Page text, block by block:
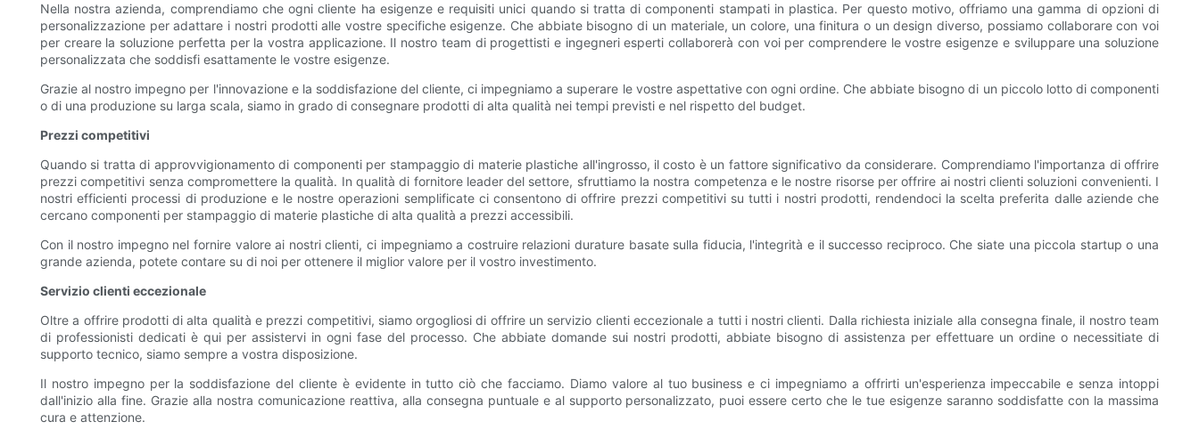
Nella nostra azienda, comprendiamo che ogni cliente ha esigenze e requisiti unici quando si tratta di componenti stampati in plastica. Per questo motivo, offriamo una gamma di opzioni di
personalizzazione per adattare i nostri prodotti alle vostre specifiche esigenze. Che abbiate bisogno di un materiale, un colore, una finitura o un design diverso, possiamo collaborare con voi
per creare la soluzione perfetta per la vostra applicazione. Il nostro team di progettisti e ingegneri esperti collaborerà con voi per comprendere le vostre esigenze e sviluppare una soluzione
personalizzata che soddisfi esattamente le vostre esigenze.
Grazie al nostro impegno per l'innovazione e la soddisfazione del cliente, ci impegniamo a superare le vostre aspettative con ogni ordine. Che abbiate bisogno di un piccolo lotto di componenti
o di una produzione su larga scala, siamo in grado di consegnare prodotti di alta qualità nei tempi previsti e nel rispetto del budget.
Prezzi competitivi
Quando si tratta di approvvigionamento di componenti per stampaggio di materie plastiche all'ingrosso, il costo è un fattore significativo da considerare. Comprendiamo l'importanza di offrire
prezzi competitivi senza compromettere la qualità. In qualità di fornitore leader del settore, sfruttiamo la nostra competenza e le nostre risorse per offrire ai nostri clienti soluzioni convenienti. I
nostri efficienti processi di produzione e le nostre operazioni semplificate ci consentono di offrire prezzi competitivi su tutti i nostri prodotti, rendendoci la scelta preferita dalle aziende che
cercano componenti per stampaggio di materie plastiche di alta qualità a prezzi accessibili.
Con il nostro impegno nel fornire valore ai nostri clienti, ci impegniamo a costruire relazioni durature basate sulla fiducia, l'integrità e il successo reciproco. Che siate una piccola startup o una
grande azienda, potete contare su di noi per ottenere il miglior valore per il vostro investimento.
Servizio clienti eccezionale
Oltre a offrire prodotti di alta qualità e prezzi competitivi, siamo orgogliosi di offrire un servizio clienti eccezionale a tutti i nostri clienti. Dalla richiesta iniziale alla consegna finale, il nostro team
di professionisti dedicati è qui per assistervi in ​​ogni fase del processo. Che abbiate domande sui nostri prodotti, abbiate bisogno di assistenza per effettuare un ordine o necessitiate di
supporto tecnico, siamo sempre a vostra disposizione.
Il nostro impegno per la soddisfazione del cliente è evidente in tutto ciò che facciamo. Diamo valore al tuo business e ci impegniamo a offrirti un'esperienza impeccabile e senza intoppi
dall'inizio alla fine. Grazie alla nostra comunicazione reattiva, alla consegna puntuale e al supporto personalizzato, puoi essere certo che le tue esigenze saranno soddisfatte con la massima
cura e attenzione.